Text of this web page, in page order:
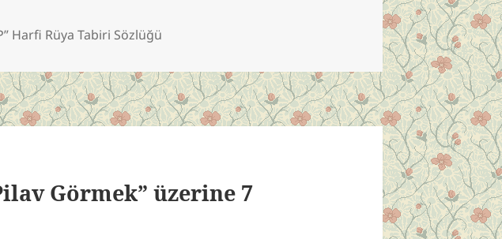
Harfi Rüya Tabiri Sözlüğü
Görmek” üzerine 7